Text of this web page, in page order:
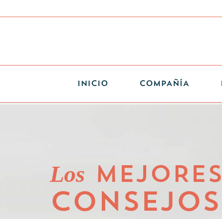
INICIO COMPAÑÍA
Los MEJORES
CONSEJOS